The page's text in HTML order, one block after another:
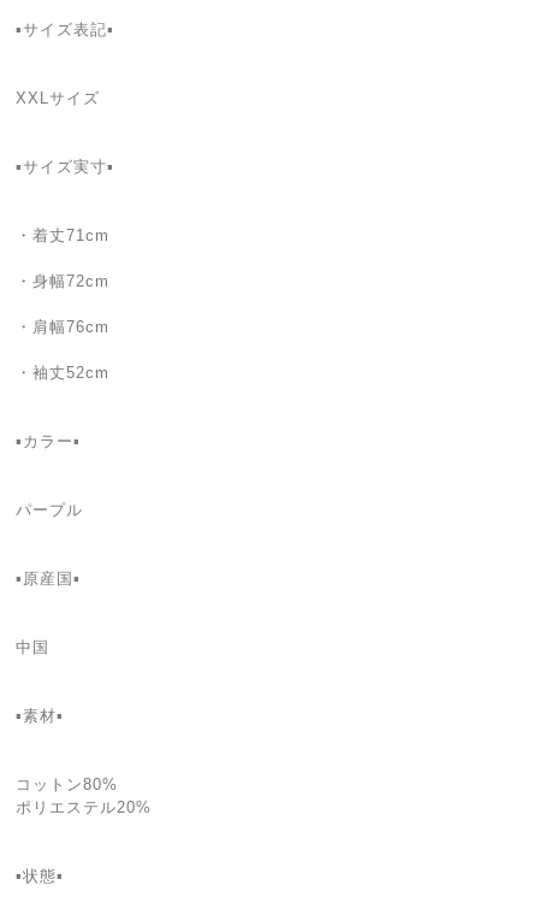
▪サイズ表記▪
XXLサイズ
▪サイズ実寸▪
・着丈71cm
・身幅72cm
・肩幅76cm
・袖丈52cm
▪カラー▪
パープル
▪原産国▪
中国
▪素材▪
コットン80%
ポリエステル20%
▪状態▪